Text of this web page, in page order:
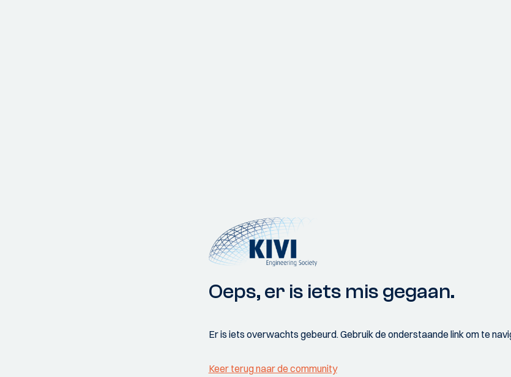
Oeps, er is iets mis gegaan.
Er is iets overwachts gebeurd. Gebruik de onderstaande link om te
Keer terug naar de community